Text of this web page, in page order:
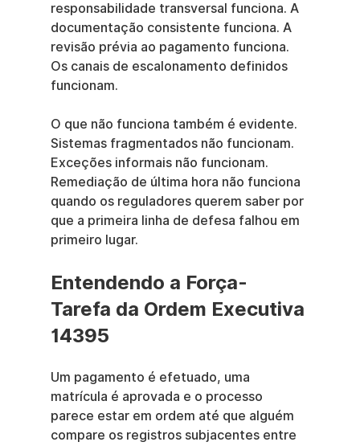
responsabilidade transversal funciona. A
documentação consistente funciona. A
revisão prévia ao pagamento funciona.
Os canais de escalonamento definidos
funcionam.
O que não funciona também é evidente.
Sistemas fragmentados não funcionam.
Exceções informais não funcionam.
Remediação de última hora não funciona
quando os reguladores querem saber por
que a primeira linha de defesa falhou em
primeiro lugar.
Entendendo a Força-
Tarefa da Ordem Executiva
14395
Um pagamento é efetuado, uma
matrícula é aprovada e o processo
parece estar em ordem até que alguém
compare os registros subjacentes entre